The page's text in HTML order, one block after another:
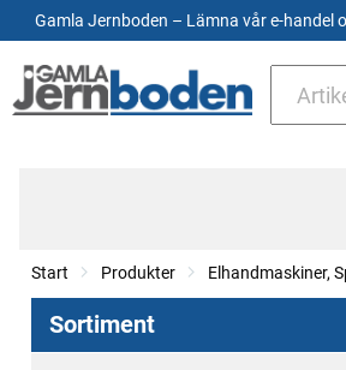
Gamla Jernboden – Lämna vår e-handel
Start Produkter Elhandmaskiner,
Sortiment